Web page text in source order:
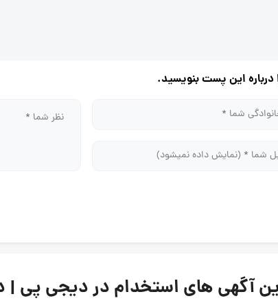
درباره این پست بنویسید.
آگهی های استخدام در دیجی پی | دی